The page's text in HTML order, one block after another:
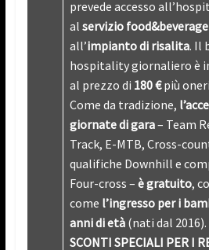
prevede accesso
al servizio
all’impianto di risalita. Il
hospitality giornaliero è
al prezzo di 180 €più
Come da tradizione,
giornate di gara– Team
Track, E-MTB, Cross-
qualifiche Downhill e
Four-cross – è gratuito,
come l’ingresso per i
anni di età(nati dal 2016).
SCONTI SPECIALI PER I